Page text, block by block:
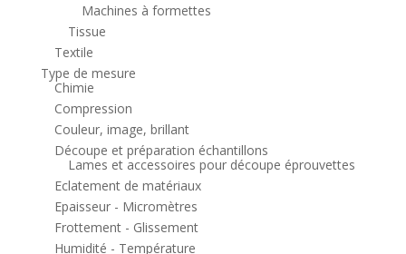
Machines à formettes
Tissue
Textile
Type de mesure
Chimie
Compression
Couleur, image, brillant
Découpe et préparation échantillons
Lames et accessoires pour découpe éprouvettes
Eclatement de matériaux
Epaisseur - Micromètres
Frottement - Glissement
Humidité - Température